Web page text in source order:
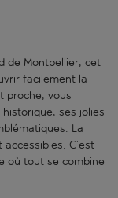
de Montpellier, cet
facilement la
proche, vous
ses jolies
La
C’est
où tout se combine